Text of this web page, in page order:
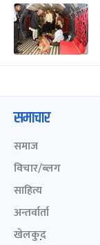
समाचार
समाज
विचार/ब्लग
साहित्य
अन्तर्वार्ता
खेलकुद़़